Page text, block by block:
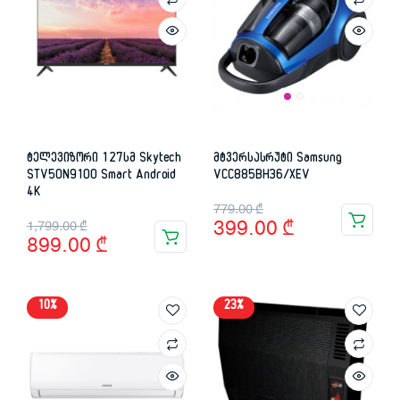
ტელევიზორი 127სმ Skytech
STV50N9100 Smart Android
4K
1,799.00₾
Original
price
1,799.00 ₾.
899.00 ₾
Current
price
899.00 ₾.
მტვერსასრუტი Samsung
VCC885BH36/XEV
779.00₾
Original
price
779.00 ₾.
399.00 ₾
Current
price
399.00 ₾.
10% 23%